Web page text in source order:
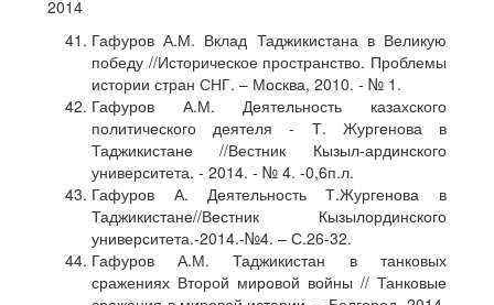
2014
Гафуров А.М. Вклад Таджикистана в Великую
победу //Историческое пространство. Проблемы
истории стран СНГ. – Москва, 2010. - № 1.
Гафуров А.М. Деятельность казахского
политического деятеля - Т. Жургенова в
Таджикистане //Вестник Кызыл-ардинского
университета. - 2014. - № 4. -0,6п.л.
Гафуров А. Деятельность Т.Жургенова в
Таджикистане//Вестник Кызылординского
университета.-2014.-№4. – С.26-32.
Гафуров А.М. Таджикистан в танковых
сражениях Второй мировой войны // Танковые